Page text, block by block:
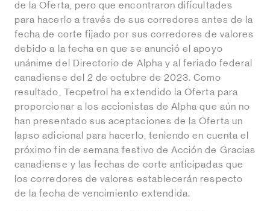
de la Oferta, pero que encontraron dificultades
para hacerlo a través de sus corredores antes de la
fecha de corte fijado por sus corredores de valores
debido a la fecha en que se anunció el apoyo
unánime del Directorio de Alpha y al feriado federal
canadiense del 2 de octubre de 2023. Como
resultado, Tecpetrol ha extendido la Oferta para
proporcionar a los accionistas de Alpha que aún no
han presentado sus aceptaciones de la Oferta un
lapso adicional para hacerlo, teniendo en cuenta el
próximo fin de semana festivo de Acción de Gracias
canadiense y las fechas de corte anticipadas que
los corredores de valores establecerán respecto
de la fecha de vencimiento extendida.